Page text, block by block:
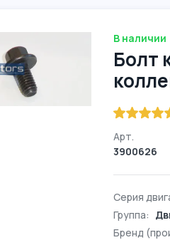
В наличии
Болт
Арт.
3900626
Серия
Группа:
Бренд